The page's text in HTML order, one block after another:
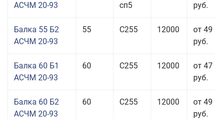
АСЧМ 20-93
сп5
руб.
Балка 55 Б2
АСЧМ 20-93
55 С255 12000
от 49
руб.
Балка 60 Б1
АСЧМ 20-93
60 С255 12000
от 47
руб.
Балка 60 Б2
АСЧМ 20-93
60 С255 12000
от 49
руб.